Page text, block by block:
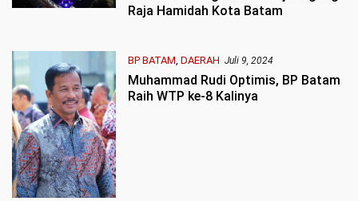
Raja Hamidah Kota Batam
BP BATAM, DAERAH Juli 9, 2024
Muhammad Rudi Optimis, BP Batam
Raih WTP ke-8 Kalinya